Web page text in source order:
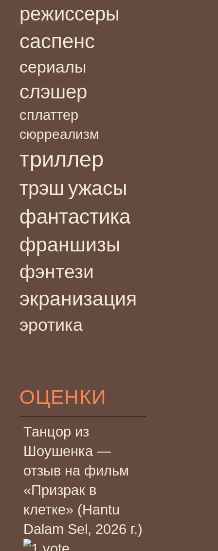
режиссеры
саспенс
сериалы
слэшер
сплаттер
сюрреализм
триллер
трэш ужасы
фантастика
франшизы
фэнтези
экранизация
эротика
ОЦЕНКИ
Танцор из
Шоушенка —
отзыв на фильм
«Призрак в
клетке» (Hantu
Dalam Sel, 2026 г.)